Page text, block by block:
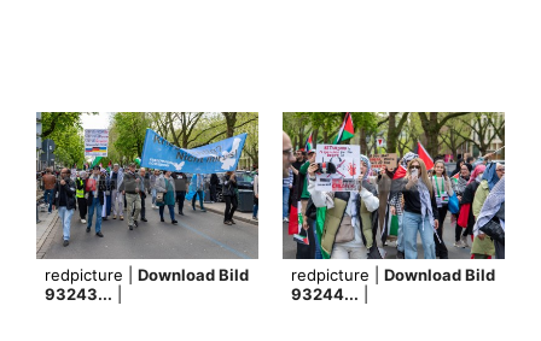
redpicture | Download Bild
93243...
redpicture | Download Bild
93244...